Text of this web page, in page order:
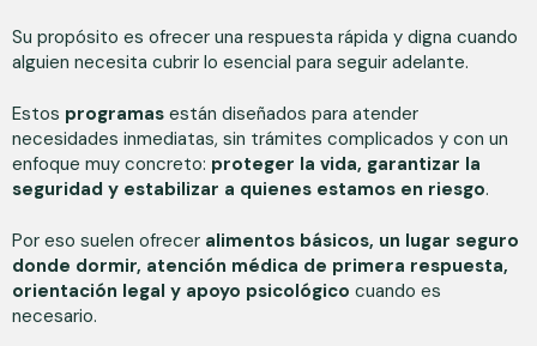
Su propósito es ofrecer una respuesta rápida y digna cuando
alguien necesita cubrir lo esencial para seguir adelante.
Estos programas están diseñados para atender
necesidades inmediatas, sin trámites complicados y con un
enfoque muy concreto: proteger la vida, garantizar la
seguridad y estabilizar a quienes estamos en riesgo.
Por eso suelen ofrecer alimentos básicos, un lugar seguro
donde dormir, atención médica de primera respuesta,
orientación legal y apoyo psicológico cuando es
necesario.